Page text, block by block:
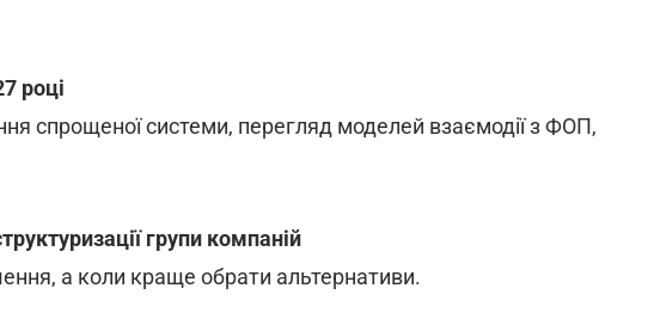
році
спрощеної системи, перегляд моделей взаємодії з ФОП,
групи компаній
а коли краще обрати альтернативи.